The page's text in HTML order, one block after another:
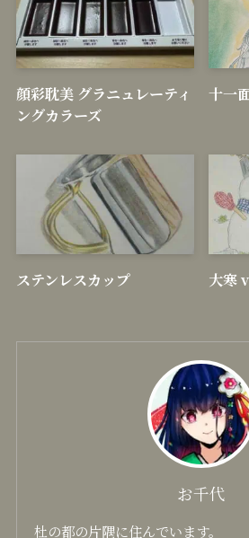
顔彩耽美 グラニュレーティ
ングカラーズ
十一
ステンレスカップ 大寒
お千代
杜の都の片隅に住んでいます。